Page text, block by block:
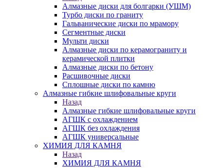
Алмазные диски для болгарки (УШМ)
Турбо диски по граниту
Гальванические диски по мрамору
Сегментные диски
Мульти диски
Алмазные диски по керамограниту и
керамической плитки
Алмазные диски по бетону
Расшивочные диски
Сплошные диски по камню
Алмазные гибкие шлифовальные круги
Назад
Алмазные гибкие шлифовальные круги
АГШК с охлаждением
АГШК без охлаждения
АГШК универсальные
ХИМИЯ ДЛЯ КАМНЯ
Назад
ХИМИЯ ДЛЯ КАМНЯ